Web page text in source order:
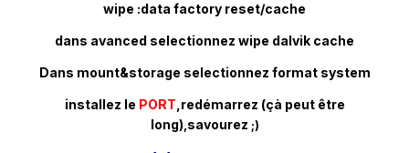
wipe :data factory reset/cache
dans avanced selectionnez wipe dalvik cache
Dans mount&storage selectionnez format system
installez le PORT ,redémarrez (çà peut être
long),savourez ;)